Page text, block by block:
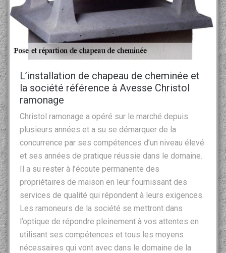
L’installation de chapeau de cheminée et
la société référence à Avesse Christol
ramonage
Christol ramonage a opéré sur le marché depuis
plusieurs années et a su se démarquer de la
concurrence par ses compétences d’un niveau élevé
et ses années de pratique réussie dans le domaine.
Il a su rester à l’écoute permanente des
propriétaires de maison en leur fournissant des
services de qualité qui répondent à leurs exigences.
Les ramoneurs de la société se mettront dans
l’optique de répondre pleinement à vos attentes en
utilisant ses compétences et tous les moyens
nécessaires qui vont avec dans le domaine de la